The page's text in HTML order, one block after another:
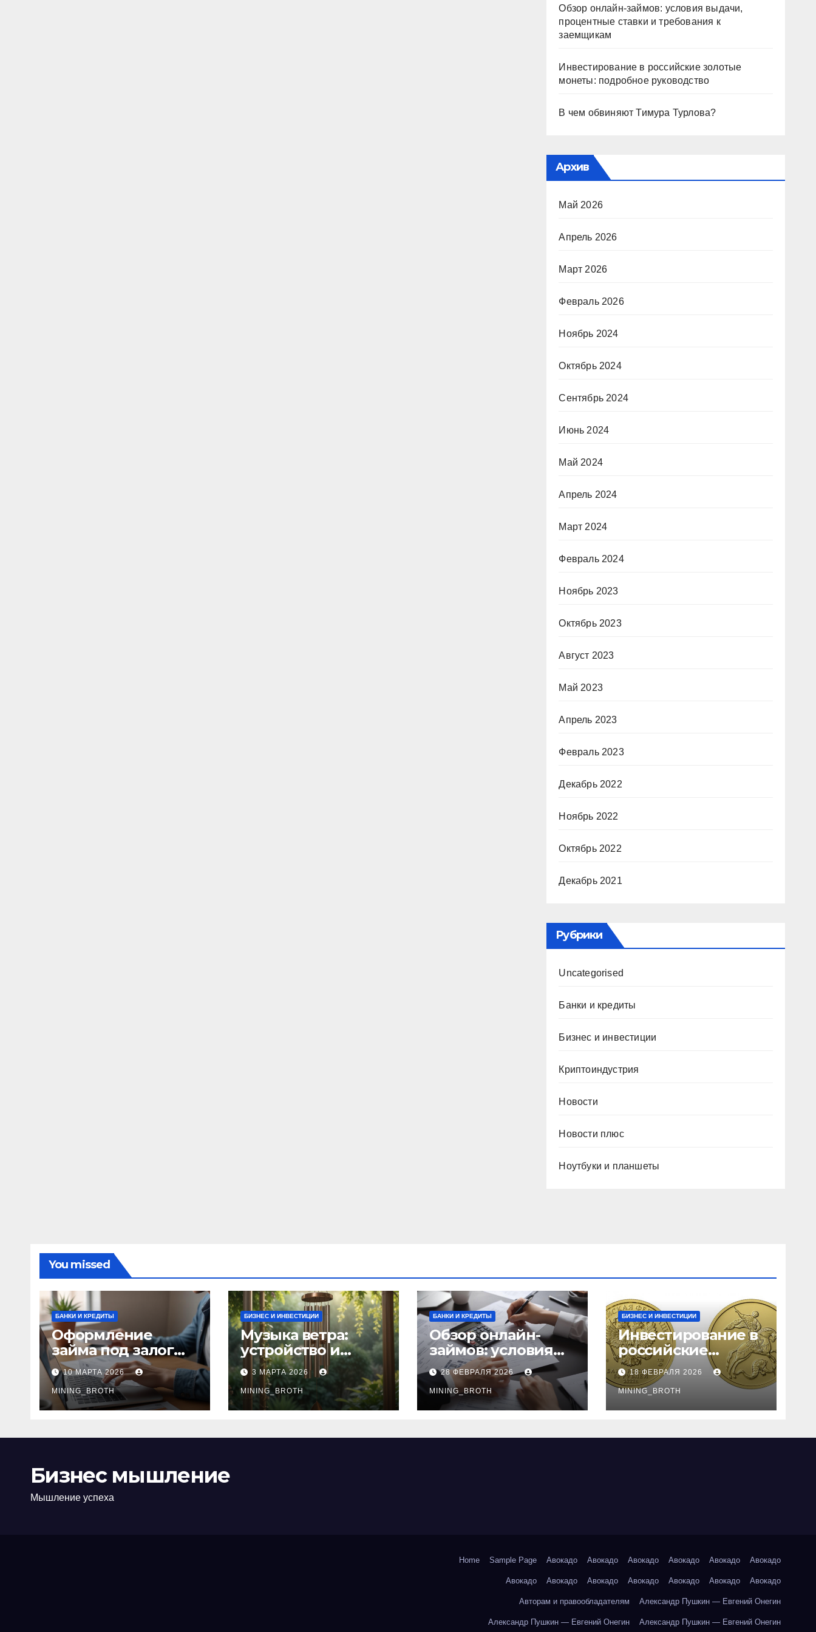
Обзор онлайн-займов: условия выдачи,
процентные ставки и требования к
заемщикам
Инвестирование в российские золотые
монеты: подробное руководство
В чем обвиняют Тимура Турлова?
Архив
Май 2026
Апрель 2026
Март 2026
Февраль 2026
Ноябрь 2024
Октябрь 2024
Сентябрь 2024
Июнь 2024
Май 2024
Апрель 2024
Март 2024
Февраль 2024
Ноябрь 2023
Октябрь 2023
Август 2023
Май 2023
Апрель 2023
Февраль 2023
Декабрь 2022
Ноябрь 2022
Октябрь 2022
Декабрь 2021
Рубрики
Uncategorised
Банки и кредиты
Бизнес и инвестиции
Криптоиндустрия
Новости
Новости плюс
Ноутбуки и планшеты
You missed
БАНКИ И КРЕДИТЫ
Оформление
займа под залог
ПТС онлайн на
карту без визита в
офис: порядок,
требования и
10 МАРТА 2026
MINING_BROTH
БИЗНЕС И ИНВЕСТИЦИИ
Музыка ветра:
устройство и
принципы
звучания
колокольчиков
3 МАРТА 2026
MINING_BROTH
БАНКИ И КРЕДИТЫ
Обзор онлайн-
займов: условия
выдачи,
процентные
ставки и
требования к
28 ФЕВРАЛЯ 2026
MINING_BROTH
БИЗНЕС И ИНВЕСТИЦИИ
Инвестирование в
российские
золотые монеты:
подробное
руководство
18 ФЕВРАЛЯ 2026
MINING_BROTH
Бизнес мышление
Мышление успеха
Home Sample Page Авокадо Авокадо Авокадо Авокадо Авокадо Авокадо
Авокадо Авокадо Авокадо Авокадо Авокадо Авокадо Авокадо
Авторам и правообладателям Александр Пушкин — Евгений Онегин
Александр Пушкин — Евгений Онегин Александр Пушкин — Евгений Онегин